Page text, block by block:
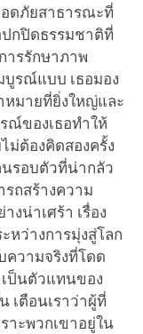
ดภัยสาธารณะที่
ปกปิดธรรมชาติที่
รรักษาภาพ
รณ์แบบ เธอมอง
หมายที่ยิ่งใหญ่และ
ณ์ของเธอทำให้
ม่ต้องคิดสองครั้ง
รอบตัวที่น่ากลัว
ถสร้างความ
งน่าเศร้า เรื่อง
หว่างการมุ่งสู่โลก
วามจริงที่โดด
เตือนเราว่าผู้ที่
ะพวกเขาอยู่ใน